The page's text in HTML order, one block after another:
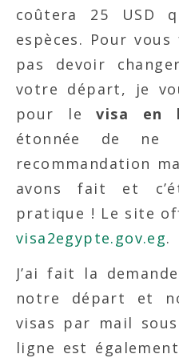
coûtera 25 USD
espèces. Pour
pas devoir
votre départ, je
pour levisa en
étonnée de ne
recommandation
avons fait et
pratique ! Le site
visa2egypte.gov.eg.
J’ai fait la
notre départ et
visas par mail
ligne est